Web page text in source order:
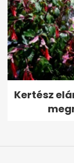
Kertész